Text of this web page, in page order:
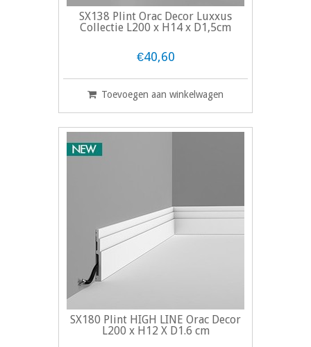
SX138 Plint Orac Decor Luxxus
Collectie L200 x H14 x D1,5cm
€40,60
Toevoegen aan winkelwagen
SX180 Plint HIGH LINE Orac Decor
L200 x H12 X D1.6 cm